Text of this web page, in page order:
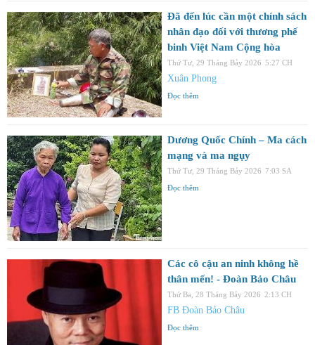
Đã đến lúc cần một chính sách
nhân đạo đối với thương phế
binh Việt Nam Cộng hòa
Thứ Tư, 29 Tháng Bảy 2026 5:27 CH
Xuân Phong
Đọc thêm
Dương Quốc Chính – Ma cách
mạng và ma ngụy
Thứ Tư, 29 Tháng Bảy 2026 7:03 SA
Đọc thêm
Các cô cậu an ninh không hề
thân mến! - Đoàn Bảo Châu
Thứ Ba, 28 Tháng Bảy 2026 2:13 CH
FB Đoàn Bảo Châu
Đọc thêm